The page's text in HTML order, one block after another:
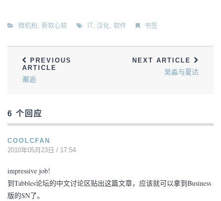
微机粉, 新软心软 IT, 汉化, 软件 书签
PREVIOUS
ARTICLE
邂逅
NEXT ARTICLE
吴淼与夏达
6 个回应
COOLCFAN
2010年05月23日 / 17:54
impressive job!
到Tabbles论坛的中文讨论区贴出这篇文章，应该就可以拿到Business
版的SN了。